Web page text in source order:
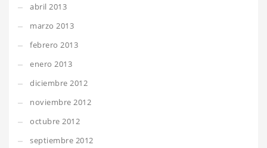
abril 2013
marzo 2013
febrero 2013
enero 2013
diciembre 2012
noviembre 2012
octubre 2012
septiembre 2012